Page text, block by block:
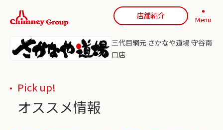
店舗紹介 Menu
三代目網元 さかなや道場 守谷南
口店
Pick up!
オススメ情報